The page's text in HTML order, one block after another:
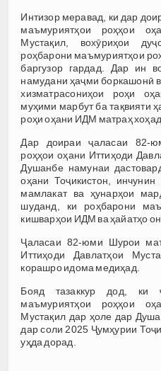
Интизор меравад, ки дар
маъмуриятҳои роҳҳои
Мустақил, вохӯриҳои
роҳбарони маъмуриятҳои
баргузор гардад. Дар ин
намудани ҳаҷми боркашонӣ
хизматрасониҳои роҳи
муҳими марбут ба тақвияти
роҳи оҳани ИДМ матраҳ хоҳад
Дар доираи ҷаласаи 82-
роҳҳои оҳани Иттиҳоди
Душанбе намунаи
оҳани Тоҷикистон, инчунин
мамлакат ва ҳунарҳои
шуданд, ки роҳбарони
кишварҳои ИДМ ва ҳайатҳо
Ҷаласаи 82-юми Шурои
Иттиҳоди Давлатҳои
корашро идома медиҳад.
Бояд тазаккур дод, ки
маъмуриятҳои роҳҳои
Мустақил дар ҳоле дар
дар соли 2025 Ҷумҳурии
уҳда дорад.